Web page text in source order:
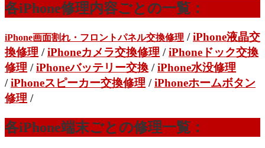
各iPhone修理内容ごとの一覧：
iPhone画面割れ・フロントパネル交換修理 /iPhone液晶交
換修理 /iPhoneカメラ交換修理 /iPhoneドック交換
修理 /iPhoneバッテリー交換 /iPhone水没修理
/iPhoneスピーカー交換修理 /iPhoneホームボタン
修理 /
各iPhone端末ごとの修理一覧：